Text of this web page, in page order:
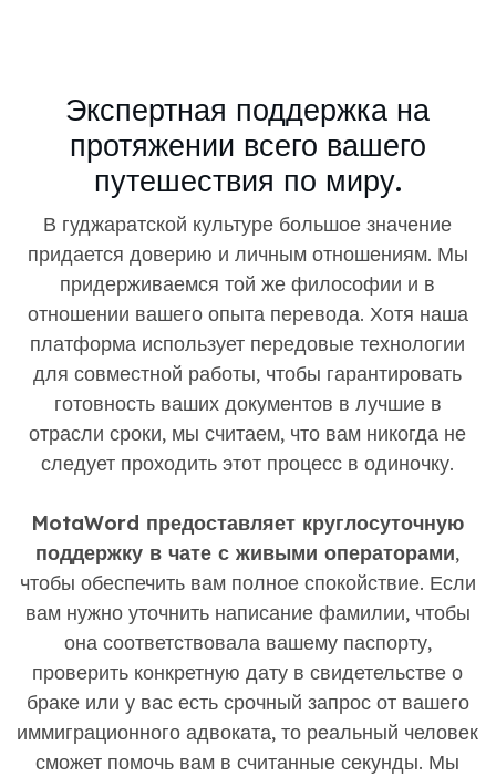
Экспертная поддержка на
протяжении всего вашего
путешествия по миру.
В гуджаратской культуре большое значение
придается доверию и личным отношениям. Мы
придерживаемся той же философии и в
отношении вашего опыта перевода. Хотя наша
платформа использует передовые технологии
для совместной работы, чтобы гарантировать
готовность ваших документов в лучшие в
отрасли сроки, мы считаем, что вам никогда не
следует проходить этот процесс в одиночку.
MotaWord предоставляет круглосуточную
поддержку в чате с живыми операторами,
чтобы обеспечить вам полное спокойствие. Если
вам нужно уточнить написание фамилии, чтобы
она соответствовала вашему паспорту,
проверить конкретную дату в свидетельстве о
браке или у вас есть срочный запрос от вашего
иммиграционного адвоката, то реальный человек
сможет помочь вам в считанные секунды. Мы